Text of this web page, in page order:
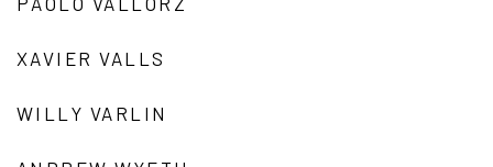
XAVIER VALLS
WILLY VARLIN